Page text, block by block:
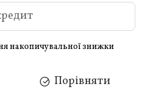
накопичувальної знижки
Порівняти